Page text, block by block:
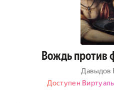
Вождь против
Давыдов
Доступен